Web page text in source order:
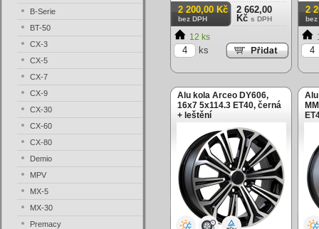
2 200,00 Kč
bez DPH
2 662,00
Kč s DPH
12 ks
ks
2
bez
Alu kola Arceo DY606,
16x7 5x114.3 ET40, černá
+ leštění
B-Serie
BT-50
CX-3
CX-5
CX-7
CX-9
CX-30
CX-60
CX-80
Demio
MPV
MX-5
MX-30
Premacy